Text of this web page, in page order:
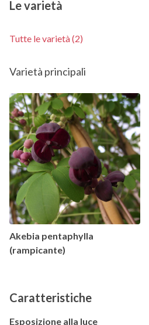
Le varietà
Tutte le varietà (2)
Varietà principali
Akebia pentaphylla
(rampicante)
Caratteristiche
Esposizione alla luce